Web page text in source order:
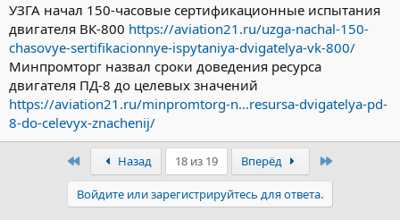
УЗГА начал 150-часовые сертификационные испытания
двигателя ВК-800 https://aviation21.ru/uzga-nachal-150-
chasovye-sertifikacionnye-ispytaniya-dvigatelya-vk-800/
Минпромторг назвал сроки доведения ресурса
двигателя ПД-8 до целевых значений
https://aviation21.ru/minpromtorg-n...resursa-dvigatelya-pd-
8-do-celevyx-znachenij/
ПервыйНазад 18 из 19 Вперёд
Войдите или зарегистрируйтесь для ответа.